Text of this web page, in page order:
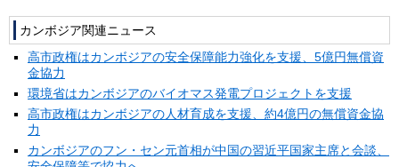
カンボジア関連ニュース
高市政権はカンボジアの安全保障能力強化を支援、5億円無償資
金協力
環境省はカンボジアのバイオマス発電プロジェクトを支援
高市政権はカンボジアの人材育成を支援、約4億円の無償資金協
力
カンボジアのフン・セン元首相が中国の習近平国家主席と会談、